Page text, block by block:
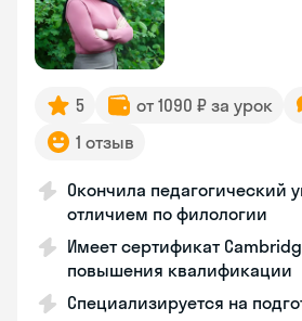
5 от 1090 ₽ за урок
1 отзыв
Окончила педагогический
отличием по филологии
Имеет сертификат
повышения квалификации
Специализируется на